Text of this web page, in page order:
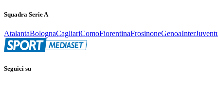
Squadra Serie A
AtalantaBolognaCagliariComoFiorentinaFrosinoneGenoaInter
Seguici su